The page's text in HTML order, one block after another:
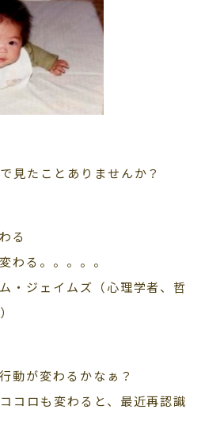
見たことありませんか？
る
わる。。。。。
・ジェイムズ（心理学者、哲
動が変わるかなぁ？
コロも変わると、最近再認識